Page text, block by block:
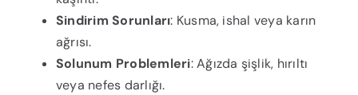
Sindirim Sorunları: Kusma, ishal veya karın
ağrısı.
Solunum Problemleri: Ağızda şişlik, hırıltı
veya nefes darlığı.